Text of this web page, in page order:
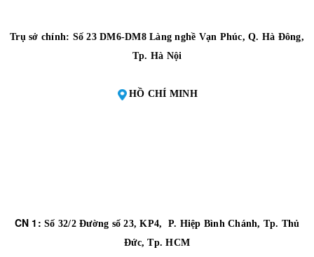
Trụ sở chính: Số 23 DM6-DM8 Làng nghề Vạn Phúc, Q. Hà Đông,
Tp. Hà Nội
HỒ CHÍ MINH
CN 1: Số 32/2 Đường số 23, KP4, P. Hiệp Bình Chánh, Tp. Thủ
Đức, Tp. HCM